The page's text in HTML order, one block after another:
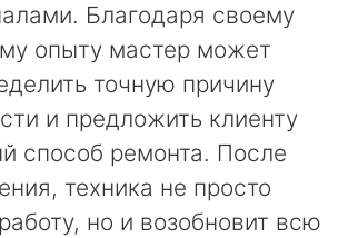
Благодаря своему
опыту мастер может
точную причину
и предложить клиенту
способ ремонта. После
техника не просто
но и возобновит всю